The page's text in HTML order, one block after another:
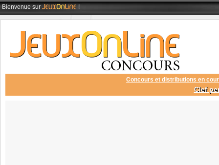
Bienvenue sur !
Concours et distributions en
Clef